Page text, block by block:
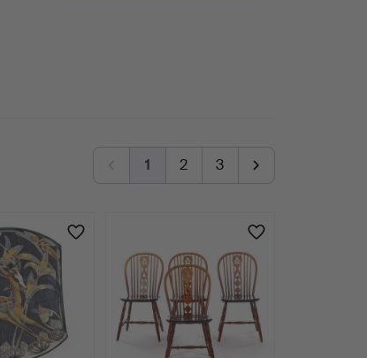
1 2 3